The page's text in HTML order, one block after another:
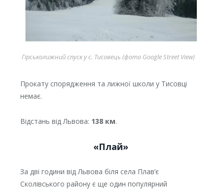
Гірськолижний спуск у с. Тисовець (фото Google Street View)
Прокату спорядження та лижної школи у Тисовці
немає.
Відстань від Львова: 138 км.
«Плай»
За дві години від Львова біля села Плав’є
Сколівського району є ще один популярний